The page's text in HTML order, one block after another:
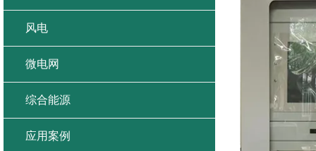
风电
微电网
综合能源
应用案例